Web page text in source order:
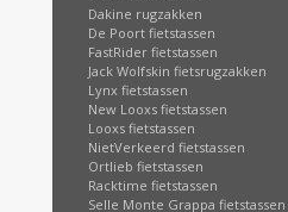
Dakine rugzakken
De Poort fietstassen
FastRider fietstassen
Jack Wolfskin fietsrugzakken
Lynx fietstassen
New Looxs fietstassen
Looxs fietstassen
NietVerkeerd fietstassen
Ortlieb fietstassen
Racktime fietstassen
Selle Monte Grappa fietstassen